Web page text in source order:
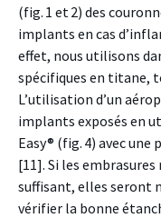
(fig. 1 et 2) des
implants en cas
effet, nous utilisons
spécifiques en titane,
L’utilisation d’un
implants exposés en
Easy® (fig. 4) avec une
[11]. Si les
suffisant, elles seront
vérifier la bonne